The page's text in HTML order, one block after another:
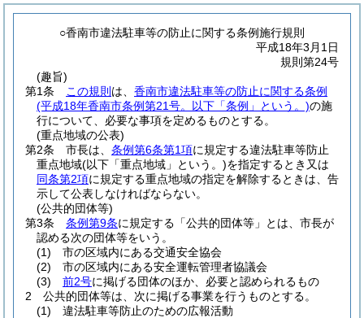
○香南市違法駐車等の防止に関する条例施行規則
平成18年3月1日
規則第24号
(趣旨)
第1条
この規則 は、 香南市違法駐車等の防止に関する条例
(平成18年香南市条例第21号。以下「条例」という。)の施
行について、必要な事項を定めるものとする。
(重点地域の公表)
第2条
市長は、 条例第6条第1項に規定する違法駐車等防止
重点地域(以下「重点地域」という。)を指定するとき又は
同条第2項に規定する重点地域の指定を解除するときは、告
示して公表しなければならない。
(公共的団体等)
第3条
条例第9条に規定する「公共的団体等」とは、市長が
認める次の団体等をいう。
(1)
市の区域内にある交通安全協会
(2)
市の区域内にある安全運転管理者協議会
(3)
前2号に掲げる団体のほか、必要と認められるもの
2
公共的団体等は、次に掲げる事業を行うものとする。
(1)
違法駐車等防止のための広報活動